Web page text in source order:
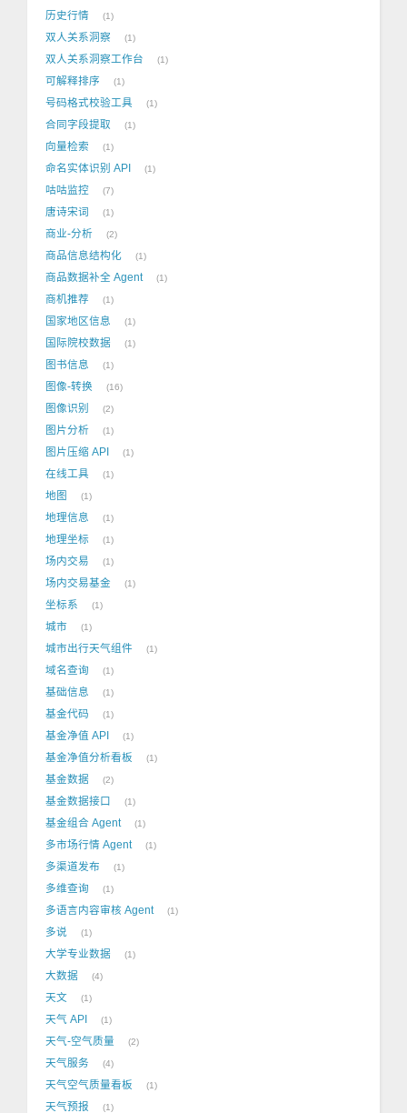
历史行情 1
双人关系洞察 1
双人关系洞察工作台 1
可解释排序 1
号码格式校验工具 1
合同字段提取 1
向量检索 1
命名实体识别 API 1
咕咕监控 7
唐诗宋词 1
商业-分析 2
商品信息结构化 1
商品数据补全 Agent 1
商机推荐 1
国家地区信息 1
国际院校数据 1
图书信息 1
图像-转换 16
图像识别 2
图片分析 1
图片压缩 API 1
在线工具 1
地图 1
地理信息 1
地理坐标 1
场内交易 1
场内交易基金 1
坐标系 1
城市 1
城市出行天气组件 1
域名查询 1
基础信息 1
基金代码 1
基金净值 API 1
基金净值分析看板 1
基金数据 2
基金数据接口 1
基金组合 Agent 1
多市场行情 Agent 1
多渠道发布 1
多维查询 1
多语言内容审核 Agent 1
多说 1
大学专业数据 1
大数据 4
天文 1
天气 API 1
天气-空气质量 2
天气服务 4
天气空气质量看板 1
天气预报 1